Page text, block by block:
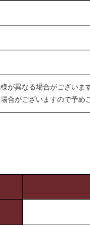
が異なる場合がございます
合がございますので予め